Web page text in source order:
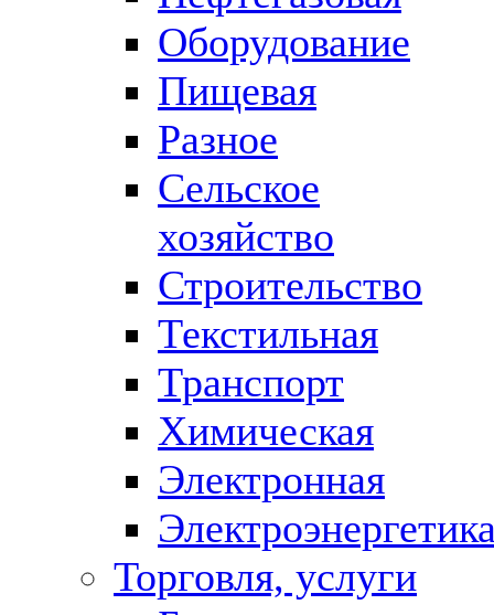
Оборудование
Пищевая
Разное
Сельское
хозяйство
Строительство
Текстильная
Транспорт
Химическая
Электронная
Торговля, услуги